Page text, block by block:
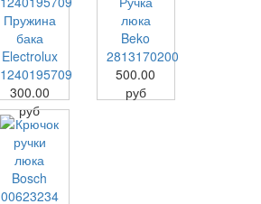
Пружина
бака
Electrolux
1240195709
300.00
руб
люка
Beko
2813170200
500.00
руб